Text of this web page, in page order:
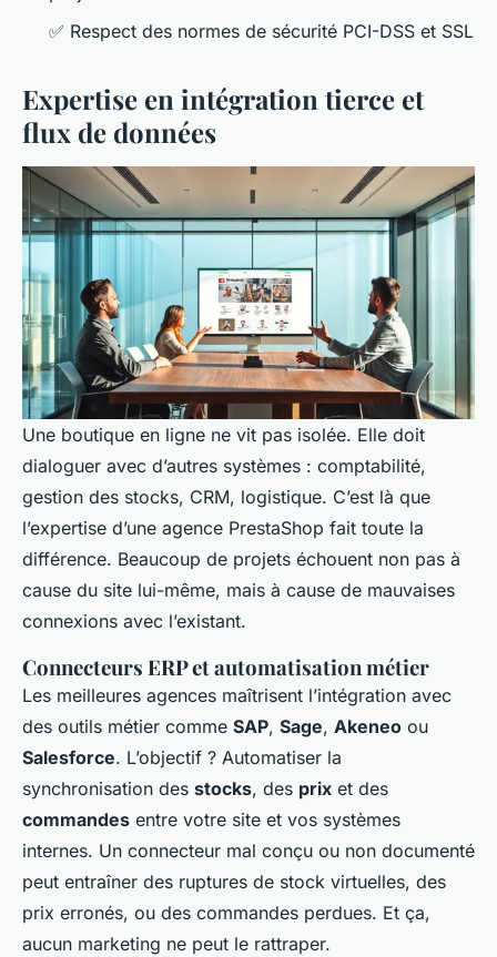
✅ Respect des normes de sécurité PCI-DSS et SSL
Expertise en intégration tierce et
flux de données
Une boutique en ligne ne vit pas isolée. Elle doit
dialoguer avec d’autres systèmes : comptabilité,
gestion des stocks, CRM, logistique. C’est là que
l’expertise d’une agence PrestaShop fait toute la
différence. Beaucoup de projets échouent non pas à
cause du site lui-même, mais à cause de mauvaises
connexions avec l’existant.
Connecteurs ERP et automatisation métier
Les meilleures agences maîtrisent l’intégration avec
des outils métier comme SAP, Sage, Akeneo ou
Salesforce. L’objectif ? Automatiser la
synchronisation des stocks, des prix et des
commandes entre votre site et vos systèmes
internes. Un connecteur mal conçu ou non documenté
peut entraîner des ruptures de stock virtuelles, des
prix erronés, ou des commandes perdues. Et ça,
aucun marketing ne peut le rattraper.